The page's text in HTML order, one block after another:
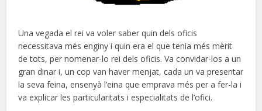
Una vegada el rei va voler saber quin dels oficis
necessitava més enginy i quin era el que tenia més mèrit
de tots, per nomenar-lo rei dels oficis. Va convidar-los a un
gran dinar i, un cop van haver menjat, cada un va presentar
la seva feina, ensenyà l’eina que emprava més per a fer-la i
va explicar les particularitats i especialitats de l’ofici.